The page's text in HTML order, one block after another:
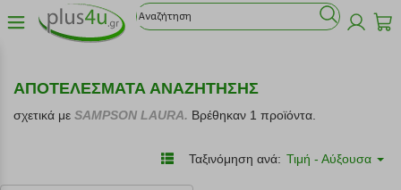
ΑΠΟΤΕΛΕΣΜΑΤΑ ΑΝΑΖΗΤΗΣΗΣ
σχετικά με SAMPSON LAURA. Βρέθηκαν 1 προϊόντα.
Ταξινόμηση ανά: Τιμή - Αύξουσα